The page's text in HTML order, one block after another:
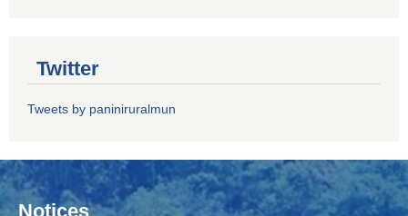
Twitter
Tweets by paniniruralmun
Notices